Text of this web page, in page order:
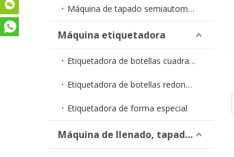
Máquina de tapado semiautomática
Máquina etiquetadora
Etiquetadora de botellas cuadradas
Etiquetadora de botellas redondas
Etiquetadora de forma especial
Máquina de llenado, tapado y etiquetado